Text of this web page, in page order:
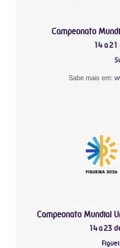
Campeonato
14 a
Sabe mais em:
Campeonato Mundial
14 a 23